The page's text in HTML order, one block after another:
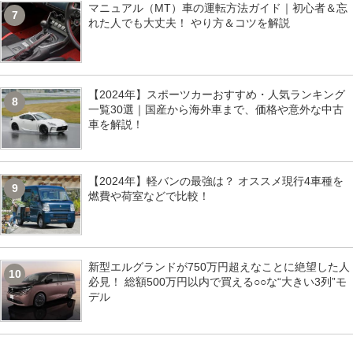
7
マニュアル（MT）車の運転方法ガイド｜初心者＆忘
れた人でも大丈夫！ やり方＆コツを解説
8
【2024年】スポーツカーおすすめ・人気ランキング
一覧30選｜国産から海外車まで、価格や意外な中古
車を解説！
9
【2024年】軽バンの最強は？ オススメ現行4車種を
燃費や荷室などで比較！
10
新型エルグランドが750万円超えなことに絶望した人
必見！ 総額500万円以内で買える○○な“大きい3列”モ
デル